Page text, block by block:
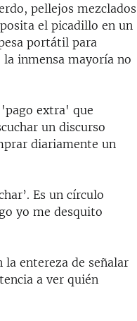
pellejos mezclados
el picadillo en un
portátil para
inmensa mayoría no
'pago extra' que
un discurso
diariamente un
Es un círculo
yo me desquito
la entereza de señalar
a ver quién